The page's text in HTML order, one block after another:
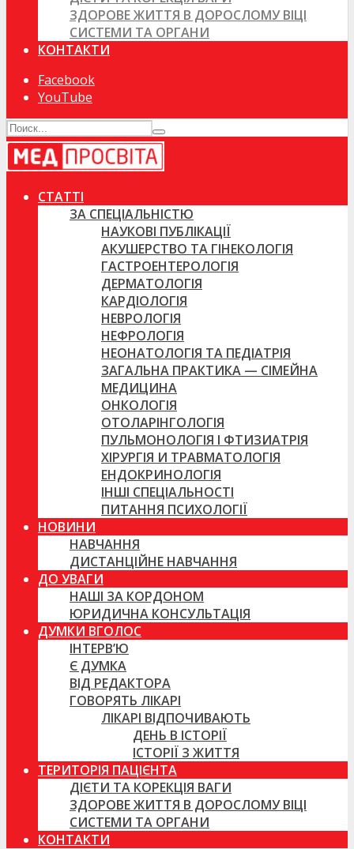
ЗДОРОВЕ ЖИТТЯ В ДОРОСЛОМУ ВІЦІ
СИСТЕМИ ТА ОРГАНИ
КОНТАКТИ
Facebook
YouTube
СТАТТІ
ЗА СПЕЦІАЛЬНІСТЮ
НАУКОВІ ПУБЛІКАЦІЇ
АКУШЕРСТВО ТА ГІНЕКОЛОГІЯ
ГАСТРОЕНТЕРОЛОГІЯ
ДЕРМАТОЛОГІЯ
КАРДІОЛОГІЯ
НЕВРОЛОГІЯ
НЕФРОЛОГІЯ
НЕОНАТОЛОГІЯ ТА ПЕДІАТРІЯ
ЗАГАЛЬНА ПРАКТИКА — СІМЕЙНА
МЕДИЦИНА
ОНКОЛОГІЯ
ОТОЛАРІНГОЛОГІЯ
ПУЛЬМОНОЛОГІЯ І ФТИЗИАТРІЯ
ХІРУРГІЯ И ТРАВМАТОЛОГІЯ
ЕНДОКРИНОЛОГІЯ
ІНШІ СПЕЦІАЛЬНОСТІ
ПИТАННЯ ПСИХОЛОГІЇ
НОВИНИ
НАВЧАННЯ
ДИСТАНЦІЙНЕ НАВЧАННЯ
ДО УВАГИ
НАШІ ЗА КОРДОНОМ
ЮРИДИЧНА КОНСУЛЬТАЦІЯ
ДУМКИ ВГОЛОС
ІНТЕРВ’Ю
Є ДУМКА
ВІД РЕДАКТОРА
ГОВОРЯТЬ ЛІКАРІ
ЛІКАРІ ВІДПОЧИВАЮТЬ
ДЕНЬ В ІСТОРІЇ
ІСТОРІЇ З ЖИТТЯ
ТЕРИТОРІЯ ПАЦІЄНТА
ДІЄТИ ТА КОРЕКЦІЯ ВАГИ
ЗДОРОВЕ ЖИТТЯ В ДОРОСЛОМУ ВІЦІ
СИСТЕМИ ТА ОРГАНИ
КОНТАКТИ